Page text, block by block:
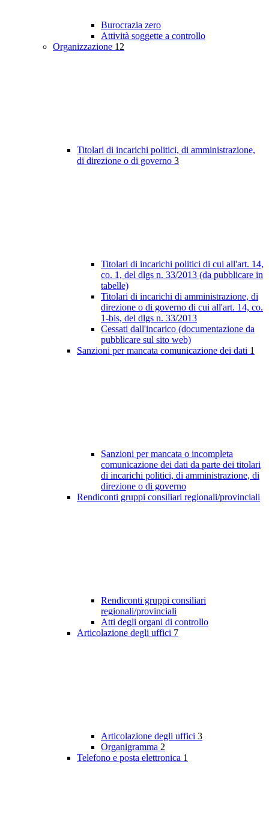
Burocrazia zero
Attività soggette a controllo
Organizzazione 12
Titolari di incarichi politici, di amministrazione,
di direzione o di governo 3
Titolari di incarichi politici di cui all'art. 14,
co. 1, del dlgs n. 33/2013 (da pubblicare in
tabelle)
Titolari di incarichi di amministrazione, di
direzione o di governo di cui all'art. 14, co.
1-bis, del dlgs n. 33/2013
Cessati dall'incarico (documentazione da
pubblicare sul sito web)
Sanzioni per mancata comunicazione dei dati 1
Sanzioni per mancata o incompleta
comunicazione dei dati da parte dei titolari
di incarichi politici, di amministrazione, di
direzione o di governo
Rendiconti gruppi consiliari regionali/provinciali
Rendiconti gruppi consiliari
regionali/provinciali
Atti degli organi di controllo
Articolazione degli uffici 7
Articolazione degli uffici 3
Organigramma 2
Telefono e posta elettronica 1